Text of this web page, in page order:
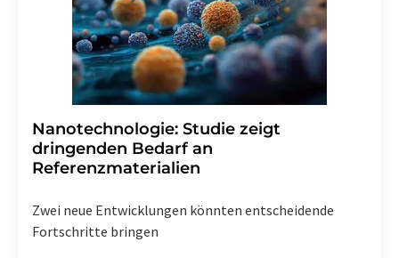
Nanotechnologie: Studie zeigt
dringenden Bedarf an
Referenzmaterialien
Zwei neue Entwicklungen könnten entscheidende
Fortschritte bringen